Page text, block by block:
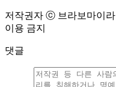
저작권자 ⓒ 브라보마이
이용 금지
댓글